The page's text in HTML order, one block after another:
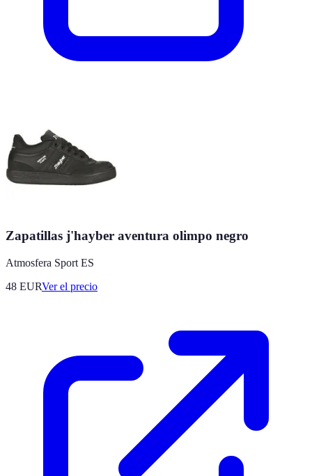
Zapatillas j'hayber aventura olimpo negro
Atmosfera Sport ES
48 EURVer el precio